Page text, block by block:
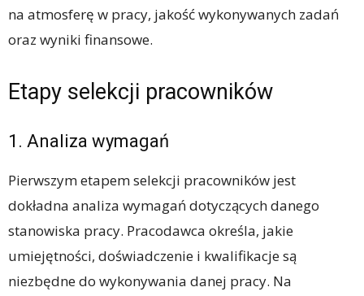
na atmosferę w pracy, jakość wykonywanych zadań
oraz wyniki finansowe.
Etapy selekcji pracowników
1. Analiza wymagań
Pierwszym etapem selekcji pracowników jest
dokładna analiza wymagań dotyczących danego
stanowiska pracy. Pracodawca określa, jakie
umiejętności, doświadczenie i kwalifikacje są
niezbędne do wykonywania danej pracy. Na